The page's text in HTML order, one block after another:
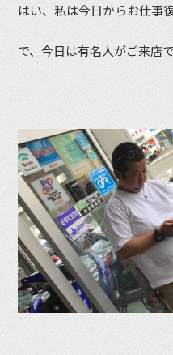
はい、私は今日からお仕事
で、今日は有名人がご来店